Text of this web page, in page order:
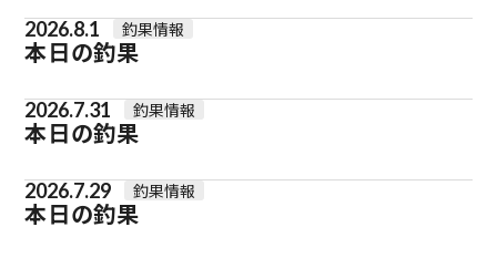
2026.8.1 釣果情報
本日の釣果
2026.7.31 釣果情報
本日の釣果
2026.7.29 釣果情報
本日の釣果